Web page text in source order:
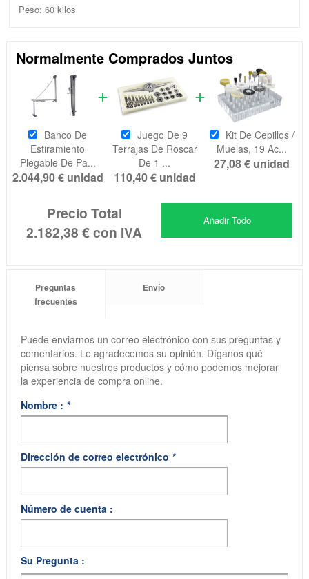
Peso: 60 kilos
Normalmente Comprados Juntos
Banco De
Estiramiento
Plegable De Pa...
2.044,90 € unidad
Juego De 9
Terrajas De Roscar
De 1 ...
110,40 € unidad
Kit De Cepillos /
Muelas, 19 Ac...
27,08 € unidad
Precio Total
2.182,38 €con IVA
Añadir Todo
Preguntas
frecuentes
Envío
Puede enviarnos un correo electrónico con sus preguntas y
comentarios. Le agradecemos su opinión. Díganos qué
piensa sobre nuestros productos y cómo podemos mejorar
la experiencia de compra online.
Nombre : *
Dirección de correo electrónico *
Número de cuenta :
Su Pregunta :